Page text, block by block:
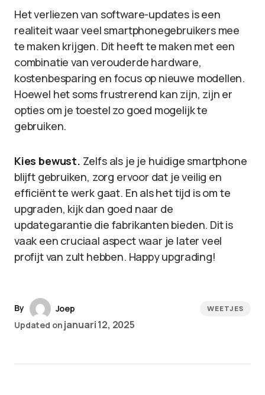
Het verliezen van software-updates is een
realiteit waar veel smartphonegebruikers mee
te maken krijgen. Dit heeft te maken met een
combinatie van verouderde hardware,
kostenbesparing en focus op nieuwe modellen.
Hoewel het soms frustrerend kan zijn, zijn er
opties om je toestel zo goed mogelijk te
gebruiken.
Kies bewust. Zelfs als je je huidige smartphone
blijft gebruiken, zorg ervoor dat je veilig en
efficiënt te werk gaat. En als het tijd is om te
upgraden, kijk dan goed naar de
updategarantie die fabrikanten bieden. Dit is
vaak een cruciaal aspect waar je later veel
profijt van zult hebben. Happy upgrading!
By
Joep
Updated on januari 12, 2025
WEETJES